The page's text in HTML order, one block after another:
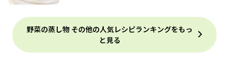
野菜の蒸し物 その他の人気レシピランキングをもっ
と見る